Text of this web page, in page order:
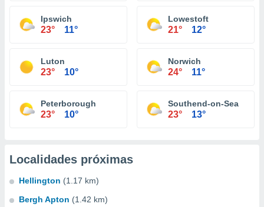
Ipswich
23° 11°
Lowestoft
21° 12°
Luton
23° 10°
Norwich
24° 11°
Peterborough
23° 10°
Southend-on-Sea
23° 13°
Localidades próximas
Hellington (1.17 km)
Bergh Apton (1.42 km)